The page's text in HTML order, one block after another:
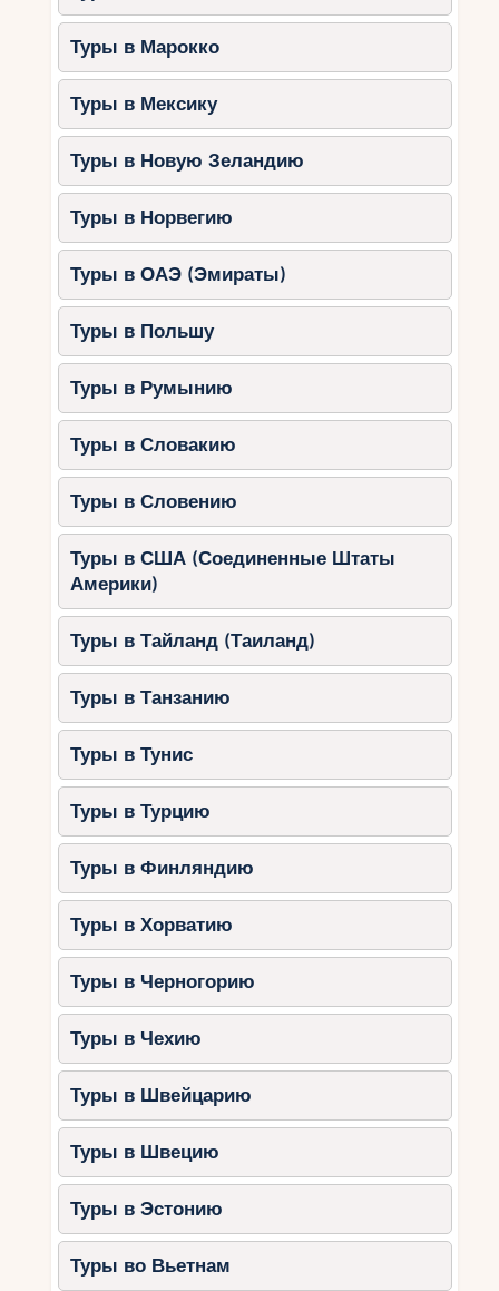
Туры в Марокко
Туры в Мексику
Туры в Новую Зеландию
Туры в Норвегию
Туры в ОАЭ (Эмираты)
Туры в Польшу
Туры в Румынию
Туры в Словакию
Туры в Словению
Туры в США (Соединенные Штаты
Америки)
Туры в Тайланд (Таиланд)
Туры в Танзанию
Туры в Тунис
Туры в Турцию
Туры в Финляндию
Туры в Хорватию
Туры в Черногорию
Туры в Чехию
Туры в Швейцарию
Туры в Швецию
Туры в Эстонию
Туры во Вьетнам